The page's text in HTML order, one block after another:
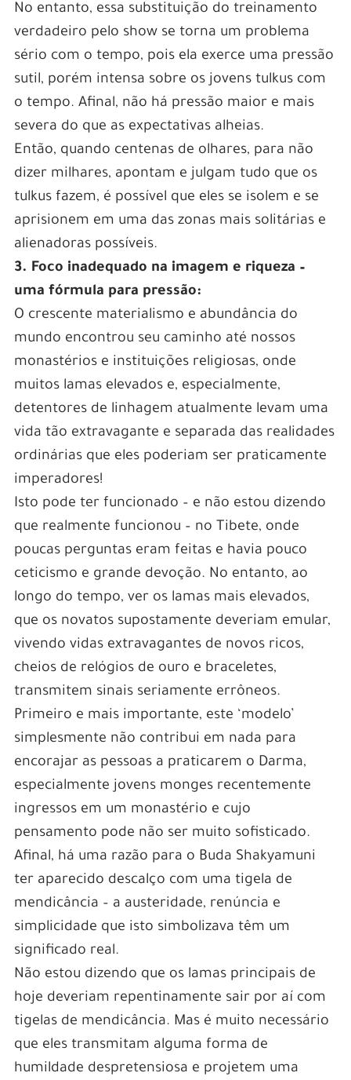
No entanto, essa substituição do treinamento
verdadeiro pelo show se torna um problema
sério com o tempo, pois ela exerce uma pressão
sutil, porém intensa sobre os jovens tulkus com
o tempo. Afinal, não há pressão maior e mais
severa do que as expectativas alheias.
Então, quando centenas de olhares, para não
dizer milhares, apontam e julgam tudo que os
tulkus fazem, é possível que eles se isolem e se
aprisionem em uma das zonas mais solitárias e
alienadoras possíveis.
3. Foco inadequado na imagem e riqueza –
uma fórmula para pressão:
O crescente materialismo e abundância do
mundo encontrou seu caminho até nossos
monastérios e instituições religiosas, onde
muitos lamas elevados e, especialmente,
detentores de linhagem atualmente levam uma
vida tão extravagante e separada das realidades
ordinárias que eles poderiam ser praticamente
imperadores!
Isto pode ter funcionado – e não estou dizendo
que realmente funcionou – no Tibete, onde
poucas perguntas eram feitas e havia pouco
ceticismo e grande devoção. No entanto, ao
longo do tempo, ver os lamas mais elevados,
que os novatos supostamente deveriam emular,
vivendo vidas extravagantes de novos ricos,
cheios de relógios de ouro e braceletes,
transmitem sinais seriamente errôneos.
Primeiro e mais importante, este ‘modelo’
simplesmente não contribui em nada para
encorajar as pessoas a praticarem o Darma,
especialmente jovens monges recentemente
ingressos em um monastério e cujo
pensamento pode não ser muito sofisticado.
Afinal, há uma razão para o Buda Shakyamuni
ter aparecido descalço com uma tigela de
mendicância – a austeridade, renúncia e
simplicidade que isto simbolizava têm um
significado real.
Não estou dizendo que os lamas principais de
hoje deveriam repentinamente sair por aí com
tigelas de mendicância. Mas é muito necessário
que eles transmitam alguma forma de
humildade despretensiosa e projetem uma